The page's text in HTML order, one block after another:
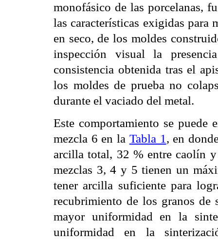
monofásico de las porcelanas,
las características exigidas para
en seco, de los moldes
inspección visual la
consistencia obtenida tras el
los moldes de prueba no
durante el vaciado del metal.
Este comportamiento se puede
mezcla 6 en la Tabla 1 , en
arcilla total, 32 % entre caolín y
mezclas 3, 4 y 5 tienen un
tener arcilla suficiente para
recubrimiento de los granos de
mayor uniformidad en la
uniformidad en la